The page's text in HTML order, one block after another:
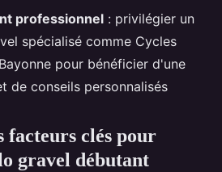
professionnel : privilégier un
spécialisé comme Cycles
pour bénéficier d'une
de conseils personnalisés
facteurs clés pour
gravel débutant